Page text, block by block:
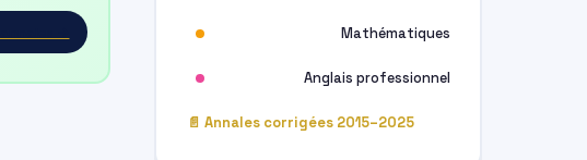
Mathématiques
Anglais professionnel
📄 Annales corrigées 2015–2025